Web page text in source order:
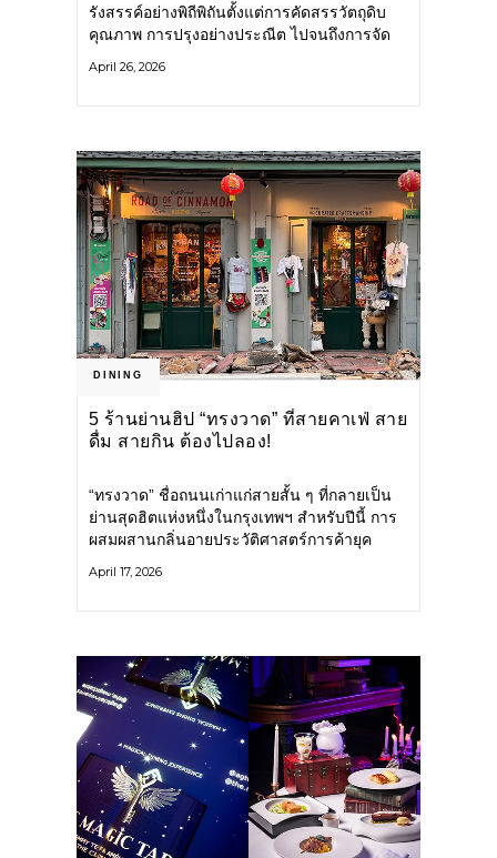
รังสรรค์อย่างพิถีพิถันตั้งแต่การคัดสรรวัตถุดิบ
คุณภาพ การปรุงอย่างประณีต ไปจนถึงการจัด
ที่น่าประทับใจในทุกคำ Sushi Katsu จากผู้นำ
ทั้งคัดสรรเนื้อวัว ปลาสด และอาหารทะเลระดับ
พรีเมียม พร้อมปรับสูตรข้าว
April 26, 2026
DINING
5 ร้านย่านฮิป “ทรงวาด” ที่สายคาเฟ่ สาย
ดื่ม สายกิน ต้องไปลอง!
“ทรงวาด” ชื่อถนนเก่าแก่สายสั้น ๆ ที่กลายเป็น
ย่านสุดฮิตแห่งหนึ่งในกรุงเทพฯ สำหรับปีนี้ การ
ผสมผสานกลิ่นอายประวัติศาสตร์การค้ายุค
ศิลปินและร้านค้าต่าง ๆ รังสรรค์ให้ถนนเส้นนี้
April 17, 2026